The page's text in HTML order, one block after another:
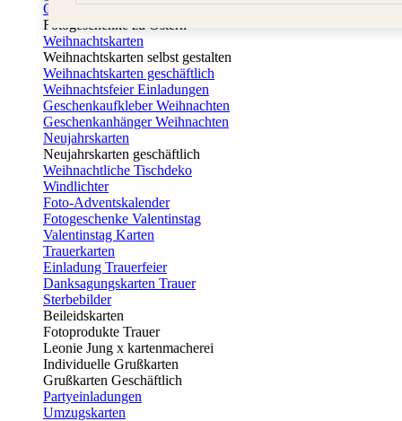
Osterkarten
Fotogeschenke zu Ostern
Weihnachtskarten
Weihnachtskarten selbst gestalten
Weihnachtskarten geschäftlich
Weihnachtsfeier Einladungen
Geschenkaufkleber Weihnachten
Geschenkanhänger Weihnachten
Neujahrskarten
Neujahrskarten geschäftlich
Weihnachtliche Tischdeko
Windlichter
Foto-Adventskalender
Fotogeschenke Valentinstag
Valentinstag Karten
Trauerkarten
Einladung Trauerfeier
Danksagungskarten Trauer
Sterbebilder
Beileidskarten
Fotoprodukte Trauer
Leonie Jung x kartenmacherei
Individuelle Grußkarten
Grußkarten Geschäftlich
Partyeinladungen
Umzugskarten